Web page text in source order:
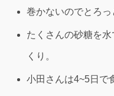
巻かないのでとろっ
たくさんの砂糖を
くり。
小田さんは4~5日で